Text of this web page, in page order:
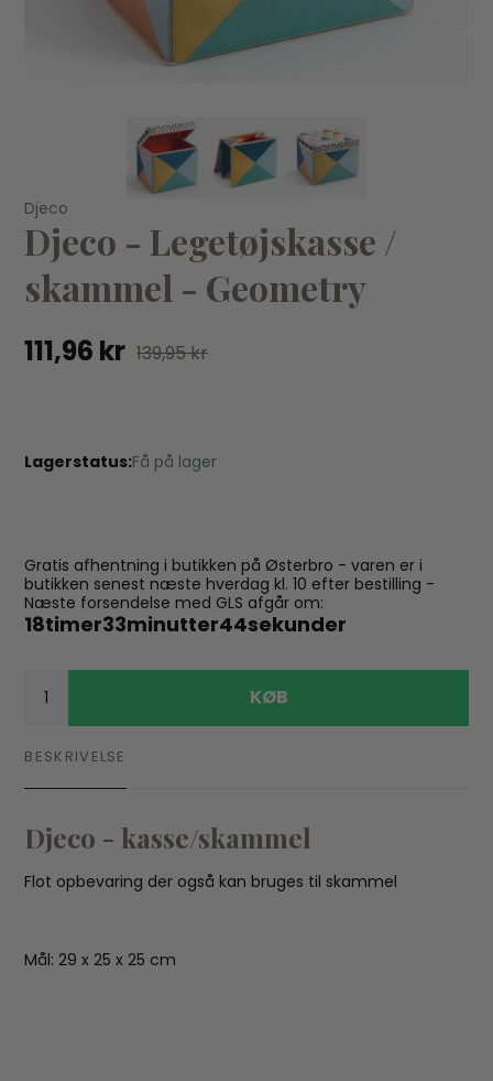
Djeco
Djeco - Legetøjskasse / skammel - Teepee
111,96 kr139,95 kr
Djeco
Djeco - Legetøjskasse /
skammel - Geometry
111,96 kr 139,95 kr
Lagerstatus:Få på lager
Gratis afhentning i butikken på Østerbro - varen er i
butikken senest næste hverdag kl. 10 efter bestilling -
Næste forsendelse med GLS afgår om:
18timer33minutter43sekunder
KØB
BESKRIVELSE
Djeco - kasse/skammel
Flot opbevaring der også kan bruges til skammel
Mål: 29 x 25 x 25 cm